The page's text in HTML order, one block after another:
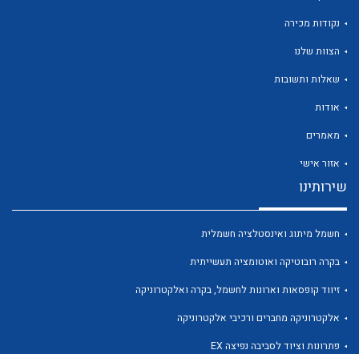
לכל מוצרי היצרן
לכל מוצרי היצרן לכל מוצרי היצרן
נקודות מכירה
הצוות שלנו
שאלות ותשובות
אודות
מאמרים
אזור אישי
שירותינו
חשמל מיתוג ואינסטלציה חשמלית
בקרה רובוטיקה ואוטומציה תעשייתית
זיווד קופסאות וארונות לחשמל, בקרה ואלקטרוניקה
אלקטרוניקה מחברים ורכיבי אלקטרוניקה
פתרונות וציוד לסביבה נפיצה EX